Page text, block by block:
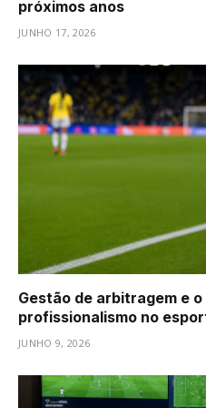
próximos anos
JUNHO 17, 2026
Gestão de arbitragem e
profissionalismo no
JUNHO 9, 2026